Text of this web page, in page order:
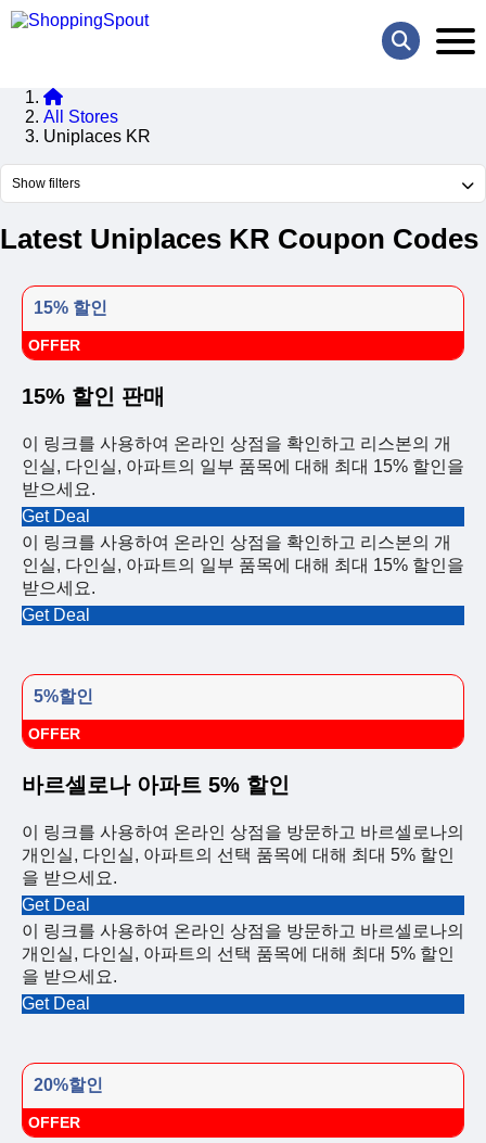
All Stores
Uniplaces KR
Show filters
Latest Uniplaces KR Coupon Codes
15% 할인
OFFER
15% 할인 판매
이 링크를 사용하여 온라인 상점을 확인하고 리스본의 개
인실, 다인실, 아파트의 일부 품목에 대해 최대 15% 할인을
받으세요.
Get Deal
이 링크를 사용하여 온라인 상점을 확인하고 리스본의 개
인실, 다인실, 아파트의 일부 품목에 대해 최대 15% 할인을
받으세요.
Get Deal
5%할인
OFFER
바르셀로나 아파트 5% 할인
이 링크를 사용하여 온라인 상점을 방문하고 바르셀로나의
개인실, 다인실, 아파트의 선택 품목에 대해 최대 5% 할인
을 받으세요.
Get Deal
이 링크를 사용하여 온라인 상점을 방문하고 바르셀로나의
개인실, 다인실, 아파트의 선택 품목에 대해 최대 5% 할인
을 받으세요.
Get Deal
20%할인
OFFER